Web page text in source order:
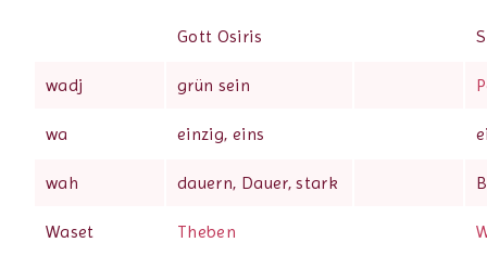
Gott Osiris
wadj grün sein
wa einzig, eins
wah dauern, Dauer, stark
Waset Theben